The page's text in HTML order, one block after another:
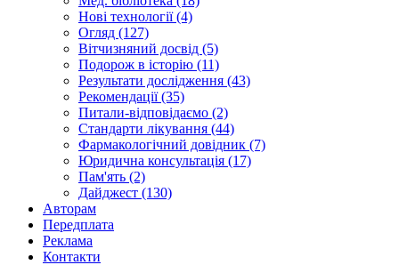
Нові технології (4)
Огляд (127)
Вітчизняний досвід (5)
Подорож в історію (11)
Результати дослідження (43)
Рекомендації (35)
Питали-відповідаємо (2)
Стандарти лікування (44)
Фармакологічний довідник (7)
Юридична консультація (17)
Пам'ять (2)
Дайджест (130)
Авторам
Передплата
Реклама
Контакти